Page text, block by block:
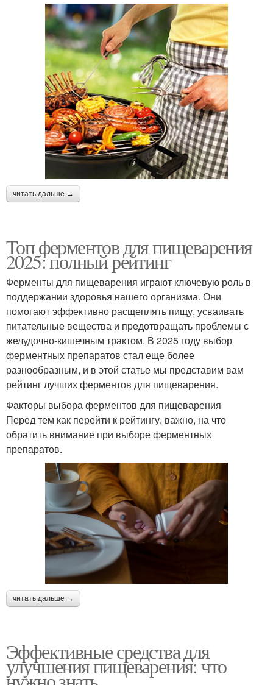
читать дальше →
Топ ферментов для пищеварения
2025: полный рейтинг
Ферменты для пищеварения играют ключевую роль в
поддержании здоровья нашего организма. Они
помогают эффективно расщеплять пищу, усваивать
питательные вещества и предотвращать проблемы с
желудочно-кишечным трактом. В 2025 году выбор
ферментных препаратов стал еще более
разнообразным, и в этой статье мы представим вам
рейтинг лучших ферментов для пищеварения.
Факторы выбора ферментов для пищеварения
Перед тем как перейти к рейтингу, важно, на что
обратить внимание при выборе ферментных
препаратов.
читать дальше →
Эффективные средства для
улучшения пищеварения: что